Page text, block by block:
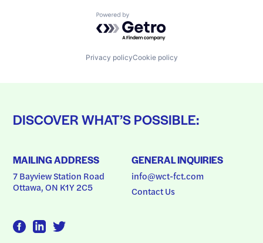
Powered by Getro.com
Privacy policyCookie policy
DISCOVER WHAT’S POSSIBLE:
MAILING ADDRESS
7 Bayview Station Road
Ottawa, ON K1Y 2C5
GENERAL INQUIRIES
info@wct-fct.com
Contact Us